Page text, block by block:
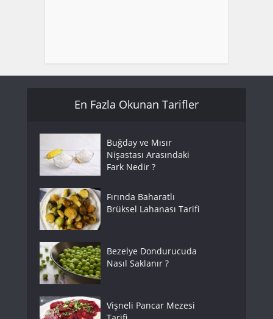
En Fazla Okunan Tarifler
Buğday ve Mısır
Nişastası Arasındaki
Fark Nedir ?
Fırında Baharatlı
Brüksel Lahanası Tarifi
Bezelye Dondurucuda
Nasıl Saklanır ?
Vişneli Pancar Mezesi